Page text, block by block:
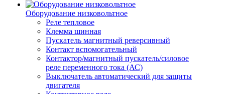
Оборудование низковольтное
Реле тепловое
Клемма шинная
Пускатель магнитный реверсивный
Контакт вспомогательный
Контактор/магнитный пускатель/силовое
реле переменного тока (АС)
Выключатель автоматический для защиты
двигателя